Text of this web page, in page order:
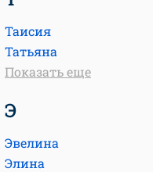
Таисия
Татьяна
Показать еще
Э
Эвелина
Элина